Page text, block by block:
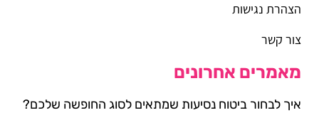
הצהרת נגישות
צור קשר
מאמרים אחרונים
איך לבחור ביטוח נסיעות שמתאים לסוג החופשה שלכם?